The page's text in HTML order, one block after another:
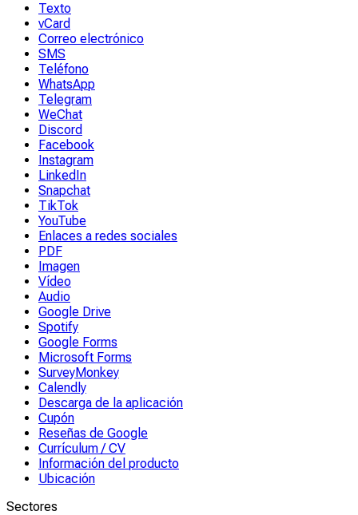
Texto
vCard
Correo electrónico
SMS
Teléfono
WhatsApp
Telegram
WeChat
Discord
Facebook
Instagram
LinkedIn
Snapchat
TikTok
YouTube
Enlaces a redes sociales
PDF
Imagen
Vídeo
Audio
Google Drive
Spotify
Google Forms
Microsoft Forms
SurveyMonkey
Calendly
Descarga de la aplicación
Cupón
Reseñas de Google
Currículum / CV
Información del producto
Ubicación
Sectores